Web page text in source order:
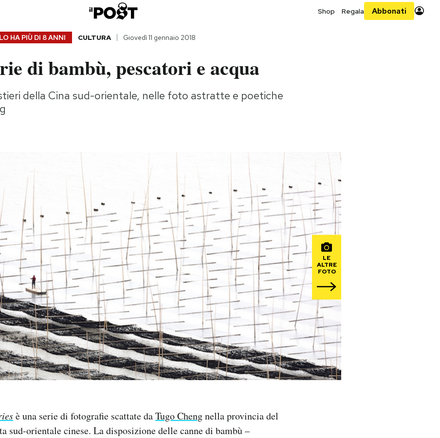
Shop Regala Abbonati
HA PIÙ DI 8 ANNI CULTURA Giovedì 11 gennaio 2018
di bambù, pescatori e acqua
della Cina sud-orientale, nelle foto astratte e poetiche
LE
ALTRE
FOTO
è una serie di fotografie scattate daTugo Chengnella provincia del
sud-orientale cinese. La disposizione delle canne di bambù –